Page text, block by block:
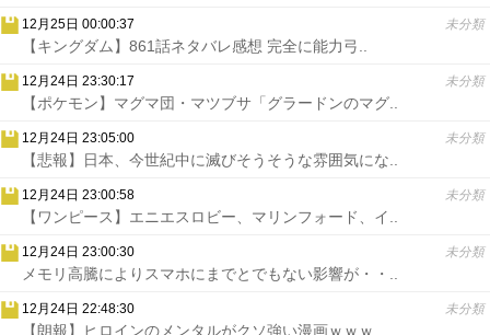
12月25日 00:00:37 未分類
【キングダム】861話ネタバレ感想 完全に能力弓..
12月24日 23:30:17 未分類
【ポケモン】マグマ団・マツブサ「グラードンのマグ..
12月24日 23:05:00 未分類
【悲報】日本、今世紀中に滅びそうそうな雰囲気にな..
12月24日 23:00:58 未分類
【ワンピース】エニエスロビー、マリンフォード、イ..
12月24日 23:00:30 未分類
メモリ高騰によりスマホにまでとでもない影響が・・..
12月24日 22:48:30 未分類
【朗報】ヒロインのメンタルがクソ強い漫画ｗｗｗ..